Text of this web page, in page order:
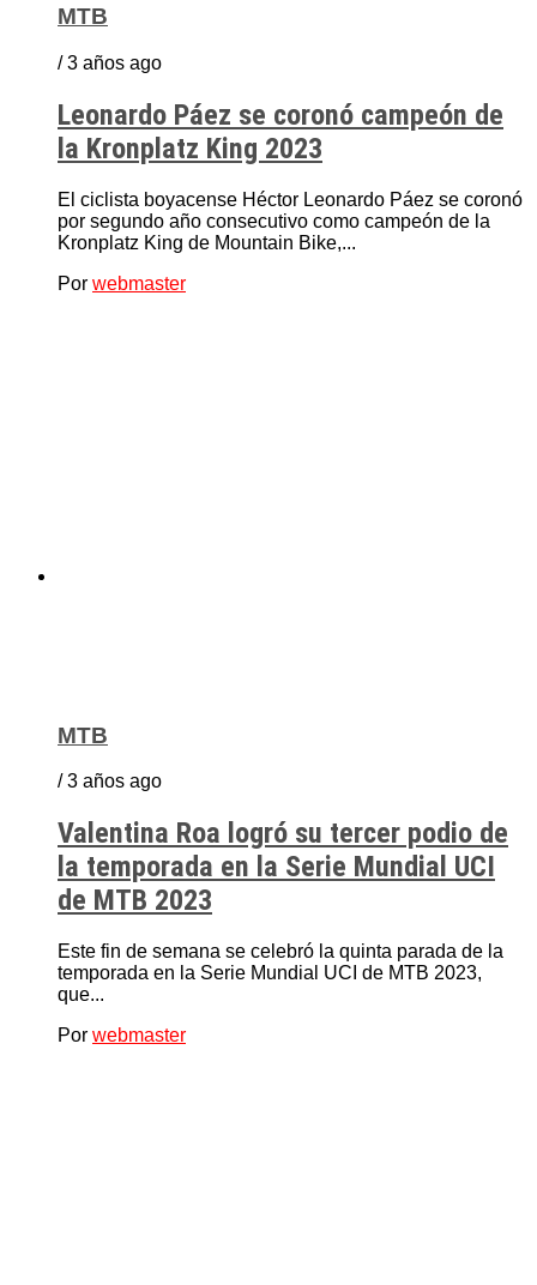
MTB
/ 3 años ago
Leonardo Páez se coronó campeón de
la Kronplatz King 2023
El ciclista boyacense Héctor Leonardo Páez se coronó
por segundo año consecutivo como campeón de la
Kronplatz King de Mountain Bike,...
Por webmaster
MTB
/ 3 años ago
Valentina Roa logró su tercer podio de
la temporada en la Serie Mundial UCI
de MTB 2023
Este fin de semana se celebró la quinta parada de la
temporada en la Serie Mundial UCI de MTB 2023,
que...
Por webmaster